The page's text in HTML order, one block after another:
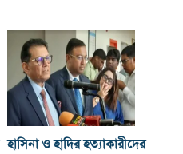
হাসিনা ও হা‌দির হত্যাকারীদের